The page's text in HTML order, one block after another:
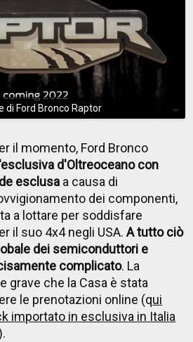
di Ford Bronco Raptor
il momento, Ford Bronco
d'Oltreoceano con
esclusa a causa di
dei componenti,
a lottare per soddisfare
il suo 4x4 negli USA.A tutto ciò
dei semiconduttori e
complicato. La
grave che la Casa è stata
le prenotazioni online (qui
importato in esclusiva in Italia